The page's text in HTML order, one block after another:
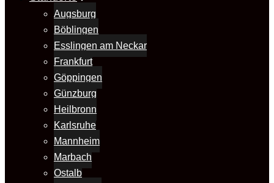
Augsburg
Böblingen
Esslingen am Neckar
Frankfurt
Göppingen
Günzburg
Heilbronn
Karlsruhe
Mannheim
Marbach
Ostalb